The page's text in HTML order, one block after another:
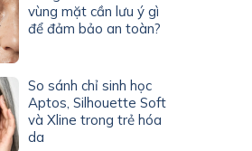
vùng mặt cần lưu ý gì
để đảm bảo an toàn?
So sánh chỉ sinh học
Aptos, Silhouette Soft
và Xline trong trẻ hóa
da